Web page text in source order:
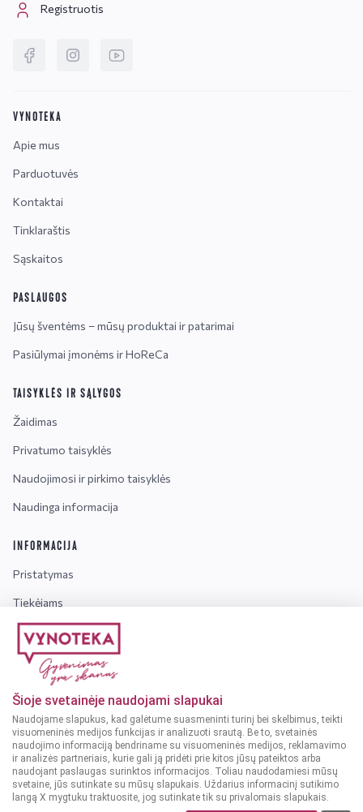
Šioje svetainėje naudojami slapukai
Naudojame slapukus, kad galėtume suasmeninti turinį bei skelbimus, teikti
visuomeninės medijos funkcijas ir analizuoti srautą. Be to, svetainės
naudojimo informaciją bendriname su visuomeninės medijos, reklamavimo
ir analizės partneriais, kurie gali ją pridėti prie kitos jūsų pateiktos arba
naudojant paslaugas surinktos informacijos. Toliau naudodamiesi mūsų
svetaine, jūs sutinkate su mūsų slapukais. Uždarius informacinį sutikimo
langą X mygtuku traktuosite, jog sutinkate tik su privalomais slapukais.
Registruotis
VYNOTEKA
Apie mus
Parduotuvės
Kontaktai
Tinklaraštis
Sąskaitos
PASLAUGOS
Jūsų šventėms – mūsų produktai ir patarimai
Pasiūlymai įmonėms ir HoReCa
TAISYKLĖS IR SĄLYGOS
Žaidimas
Privatumo taisyklės
Naudojimosi ir pirkimo taisyklės
Naudinga informacija
INFORMACIJA
Pristatymas
Tiekėjams
Karjera
Dažniausiai užduodami klausimai
Dėmesio!
Alkoholinius gėrimus gali įsigyti tik asmenys,
kuriems yra ne mažiau kaip 20 metų.